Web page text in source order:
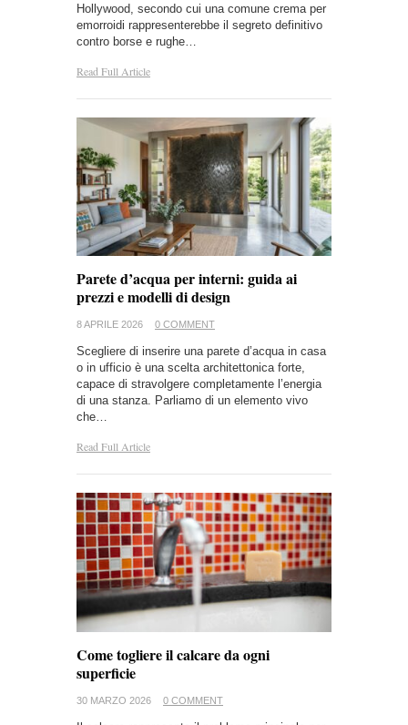
Hollywood, secondo cui una comune crema per
emorroidi rappresenterebbe il segreto definitivo
contro borse e rughe…
Read Full Article
Parete d’acqua per interni: guida ai
prezzi e modelli di design
8 APRILE 2026 0 COMMENT
Scegliere di inserire una parete d’acqua in casa
o in ufficio è una scelta architettonica forte,
capace di stravolgere completamente l’energia
di una stanza. Parliamo di un elemento vivo
che…
Read Full Article
Come togliere il calcare da ogni
superficie
30 MARZO 2026 0 COMMENT